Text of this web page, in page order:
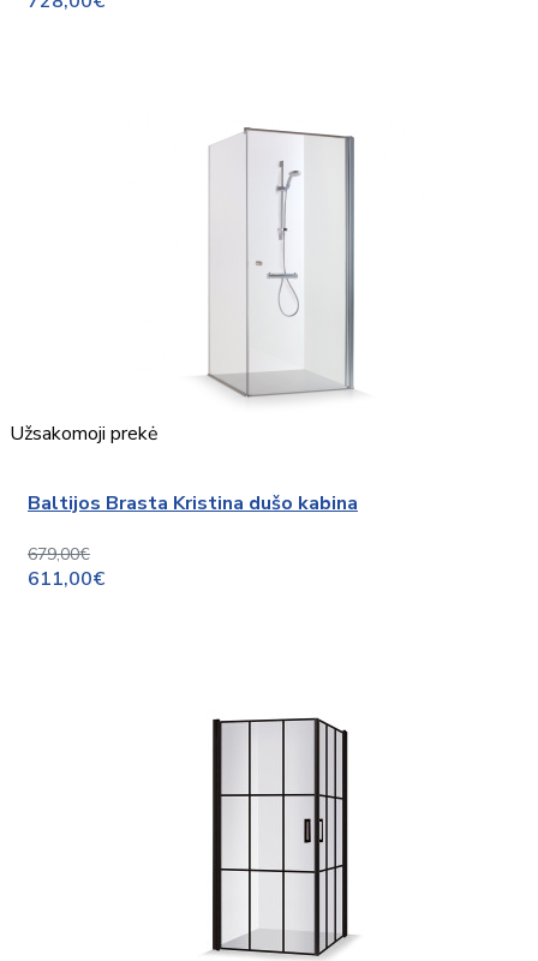
Užsakomoji prekė
Baltijos Brasta Kristina dušo kabina
679,00€
611,00€